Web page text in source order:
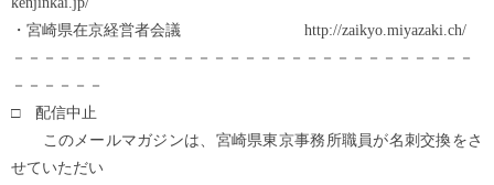
・宮崎県在京経営者会議 http://zaikyo.miyazaki.ch/
－－－－－－－－－－－－－－－－－－－－－－－－－－－－－－
－－－－－－
□ 配信中止
このメールマガジンは、宮崎県東京事務所職員が名刺交換をさ
せていただい